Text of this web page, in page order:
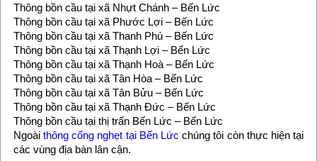
Thông bồn cầu tại xã Nhựt Chánh – Bến Lức
Thông bồn cầu tại xã Phước Lợi – Bến Lức
Thông bồn cầu tại xã Thanh Phú – Bến Lức
Thông bồn cầu tại xã Thạnh Lợi – Bến Lức
Thông bồn cầu tại xã Thạnh Hoà – Bến Lức
Thông bồn cầu tại xã Tân Hòa – Bến Lức
Thông bồn cầu tại xã Tân Bửu – Bến Lức
Thông bồn cầu tại xã Thạnh Đức – Bến Lức
Thông bồn cầu tại thị trấn Bến Lức – Bến Lức
Ngoàithông cống nghẹt tại Bến Lức chúng tôi còn thực hiện tại
các vùng địa bàn lân cận.